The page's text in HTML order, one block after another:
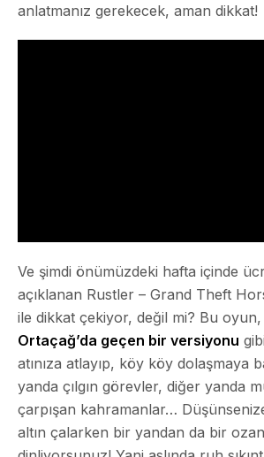
anlatmanız gerekecek, aman dikkat!
Ve şimdi önümüzdeki hafta içinde
açıklanan Rustler – Grand Theft
ile dikkat çekiyor, değil mi? Bu oyun,
Ortaçağ’da geçen bir versiyonu
atınıza atlayıp, köy köy dolaşmaya
yanda çılgın görevler, diğer yanda
çarpışan kahramanlar…
altın çalarken bir yandan da bir